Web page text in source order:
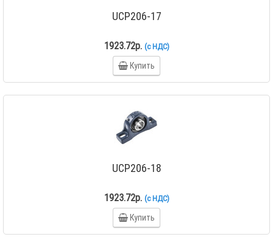
UCP206-17
1923.72р. (с НДС)
Купить
UCP206-18
1923.72р. (с НДС)
Купить